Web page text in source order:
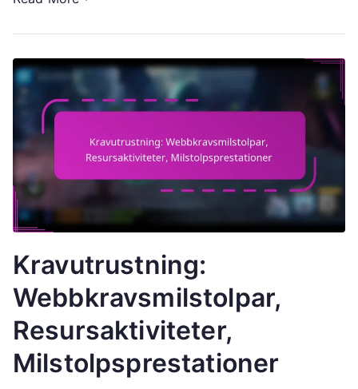
Kravutrustning:
Webbkravsmilstolpar,
Resursaktiviteter,
Milstolpsprestationer